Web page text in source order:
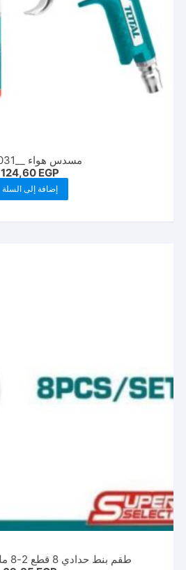
مسدس هواء __tat3031
124,60 EGP
إضافة إلى السلة
طقم بنط حدادي 8 قطع 2-8 ملى TACSD0801